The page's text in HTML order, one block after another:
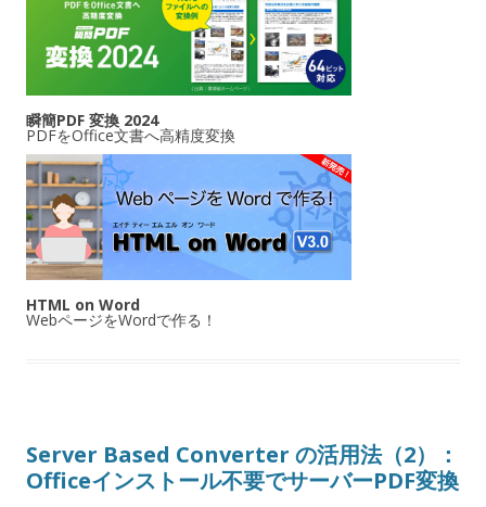
瞬簡PDF 変換 2024
PDFをOffice文書へ高精度変換
HTML on Word
WebページをWordで作る！
Server Based Converter の活用法（2）：
Officeインストール不要でサーバーPDF変換